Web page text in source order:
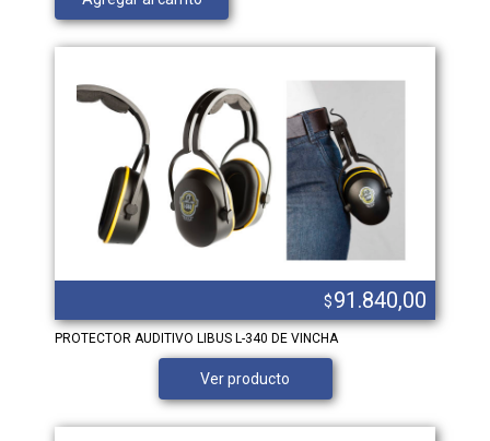
$91.840,00
PROTECTOR AUDITIVO LIBUS L-340 DE VINCHA
Ver producto